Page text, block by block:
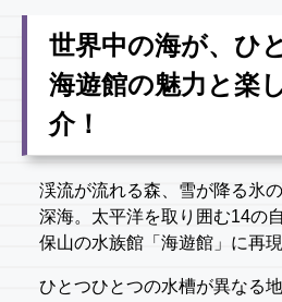
世界中の海が、ひ
海遊館の魅力と楽
介！
渓流が流れる森、雪が降る氷
深海。太平洋を取り囲む14の
保山の水族館「海遊館」に再
ひとつひとつの水槽が異なる